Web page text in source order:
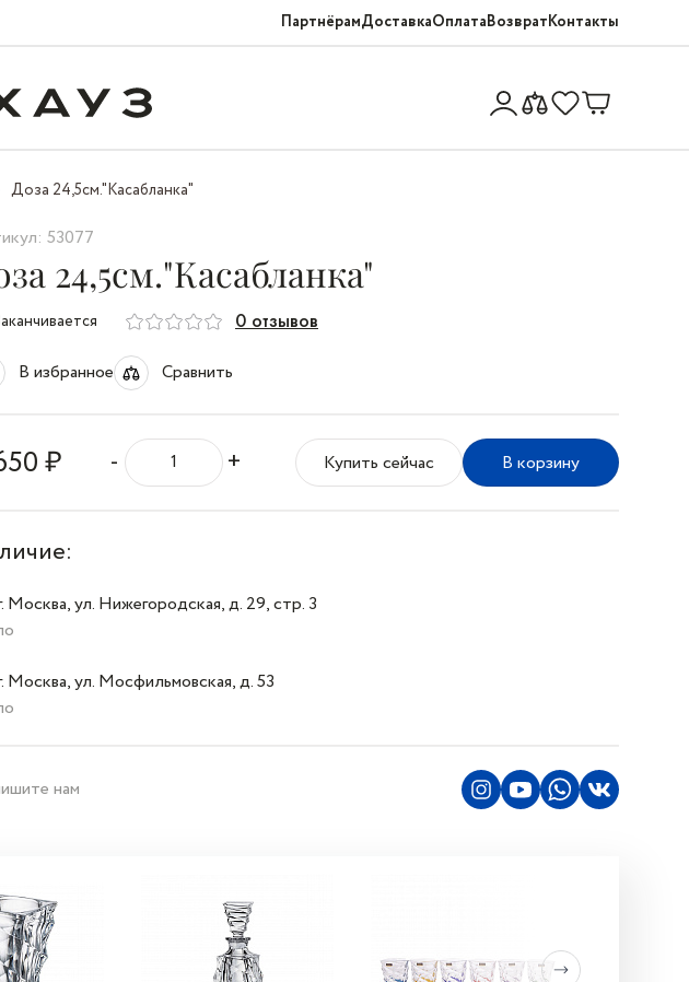
ПартнёрамДоставкаОплатаВозвратКонтакты
Доза 24,5см."Касабланка"
53077
24,5см."Касабланка"
0 отзывов
В избранное Сравнить
₽ - + Купить сейчас В корзину
Москва, ул. Нижегородская, д. 29, стр. 3
Москва, ул. Мосфильмовская, д. 53
нам